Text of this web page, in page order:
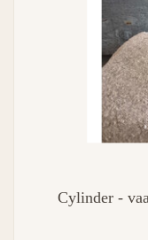
Cylinder -